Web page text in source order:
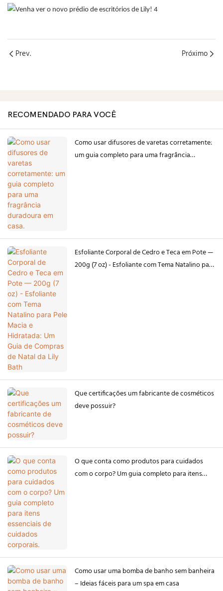
Prev. Próximo
RECOMENDADO PARA VOCÊ
Como usar difusores de varetas corretamente:
um guia completo para uma fragrância
Esfoliante Corporal de Cedro e Teca em Pote —
200g (7 oz) - Esfoliante com Tema Natalino para
Que certificações um fabricante de cosméticos
deve possuir?
O que conta como produtos para cuidados
com o corpo? Um guia completo para itens
Como usar uma bomba de banho sem banheira
– Ideias fáceis para um spa em casa